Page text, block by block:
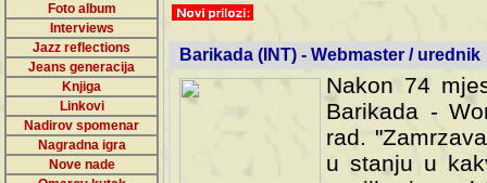
Foto album
Interviews
Jazz reflections
Jeans generacija
Knjiga
Linkovi
Nadirov spomenar
Nagradna igra
Nove nade
Barikada (INT) - Webmaster / urednik
Nakon 74
Barikada -
rad.
u stanju u